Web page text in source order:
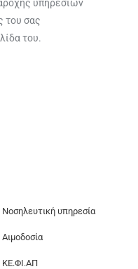
υπηρεσιών
του σας
του.
Νοσηλευτική υπηρεσία
Αιμοδοσία
ΚΕ.ΦΙ.ΑΠ